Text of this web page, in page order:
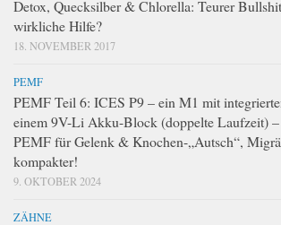
Detox, Quecksilber & Chlorella: Teurer
wirkliche Hilfe?
18. NOVEMBER 2017
PEMF
PEMF Teil 6: ICES P9 – ein M1 mit
einem 9V-Li Akku-Block (doppelte Laufzeit)
PEMF für Gelenk & Knochen-„Autsch“,
kompakter!
9. OKTOBER 2024
ZÄHNE